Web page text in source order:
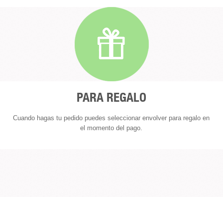
PARA REGALO
Cuando hagas tu pedido puedes seleccionar envolver para regalo en
el momento del pago.